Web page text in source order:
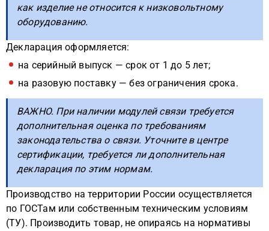
как изделие не относится к низковольтному
оборудованию.
Декларация оформляется:
на серийный выпуск — срок от 1 до 5 лет;
на разовую поставку — без ограничения срока.
ВАЖНО. При наличии модулей связи требуется
дополнительная оценка по требованиям
законодательства о связи. Уточните в центре
сертификации, требуется ли дополнительная
декларация по этим нормам.
Производство на территории России осуществляется
по ГОСТам или собственным техническим условиям
(ТУ). Производить товар, не опираясь на нормативы